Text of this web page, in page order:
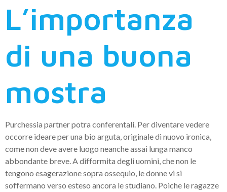
L’importanza
di una buona
mostra
Purchessia partner potra conferentali. Per diventare vedere
occorre ideare per una bio arguta, originale di nuovo ironica,
come non deve avere luogo neanche assai lunga manco
abbondante breve. A difformita degli uomini, che non le
tengono esagerazione sopra ossequio, le donne vi si
soffermano verso esteso ancora le studiano. Poiche le ragazze